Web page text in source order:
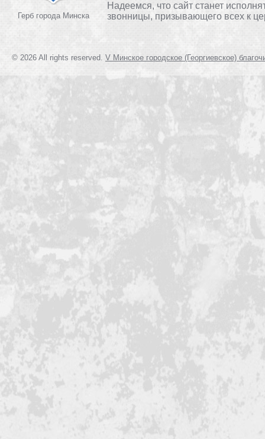
Герб города Минска
Надеемся, что сайт станет
звонницы, призывающего всех к
© 2026 All rights reserved. V Минское городское (Георгиевское)